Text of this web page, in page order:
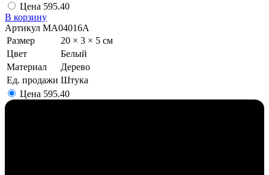
Цена 595.40
В корзину
Артикул MA04016A
Размер
20 × 3 × 5 см
Цвет
Белый
Материал
Дерево
Ед. продажи Штука
Цена 595.40